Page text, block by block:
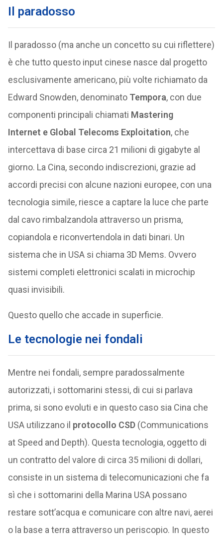
Il paradosso
Il paradosso (ma anche un concetto su cui riflettere)
è che tutto questo input cinese nasce dal progetto
esclusivamente americano, più volte richiamato da
Edward Snowden, denominato Tempora, con due
componenti principali chiamati Mastering
Internet e Global Telecoms Exploitation, che
intercettava di base circa 21 milioni di gigabyte al
giorno. La Cina, secondo indiscrezioni, grazie ad
accordi precisi con alcune nazioni europee, con una
tecnologia simile, riesce a captare la luce che parte
dal cavo rimbalzandola attraverso un prisma,
copiandola e riconvertendola in dati binari. Un
sistema che in USA si chiama 3D Mems. Ovvero
sistemi completi elettronici scalati in microchip
quasi invisibili.
Questo quello che accade in superficie.
Le tecnologie nei fondali
Mentre nei fondali, sempre paradossalmente
autorizzati, i sottomarini stessi, di cui si parlava
prima, si sono evoluti e in questo caso sia Cina che
USA utilizzano il protocollo CSD(Communications
at Speed and Depth). Questa tecnologia, oggetto di
un contratto del valore di circa 35 milioni di dollari,
consiste in un sistema di telecomunicazioni che fa
sì che i sottomarini della Marina USA possano
restare sott’acqua e comunicare con altre navi, aerei
o la base a terra attraverso un periscopio. In questo